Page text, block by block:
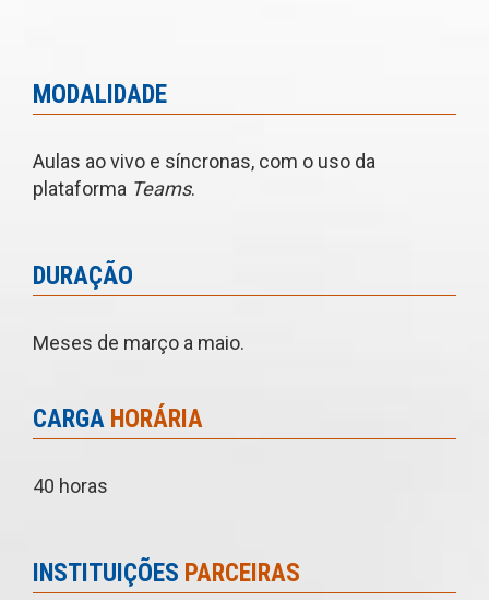
MODALIDADE
Aulas ao vivo e síncronas, com o uso da
plataforma Teams.
DURAÇÃO
Meses de março a maio.
CARGA HORÁRIA
40 horas
INSTITUIÇÕES PARCEIRAS